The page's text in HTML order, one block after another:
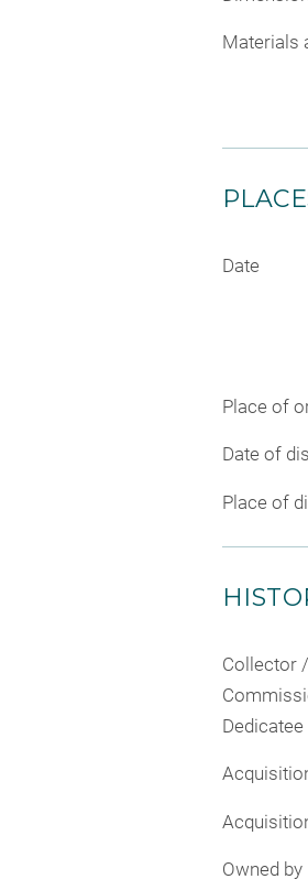
Materials
Date
Place of
Date of
Place of
Collector
Dedicatee
Owned by